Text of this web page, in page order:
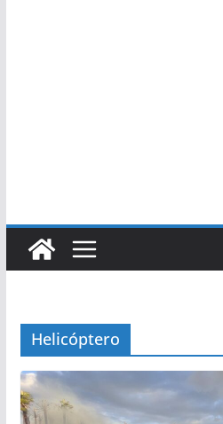
Helicóptero